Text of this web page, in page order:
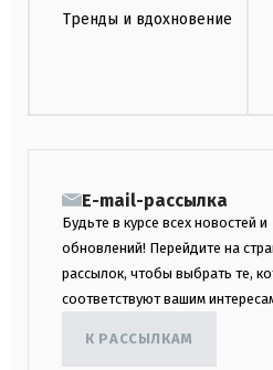
Тренды и вдохновение
E-mail-рассылка
Будьте в курсе всех новостей и
обновлений! Перейдите на
рассылок, чтобы выбрать те,
соответствуют вашим
К РАССЫЛКАМ